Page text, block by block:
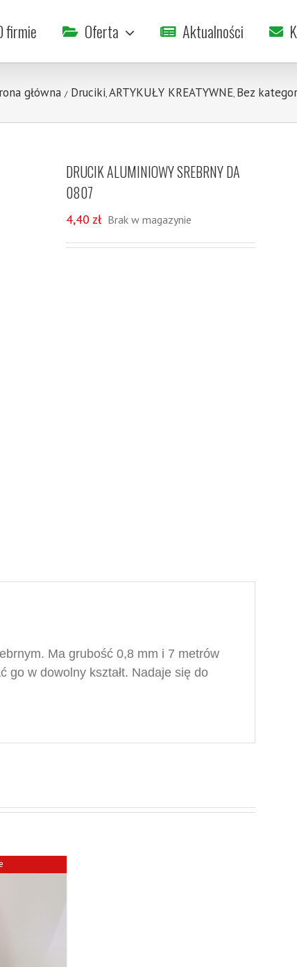
firmie Oferta Aktualności
główna / Druciki, ARTYKUŁY KREATYWNE, Bez
DRUCIK ALUMINIOWY SREBRNY DA
0807
4,40 zł Brak w magazynie
. Ma grubość 0,8 mm i 7 metrów
go w dowolny kształt. Nadaje się do